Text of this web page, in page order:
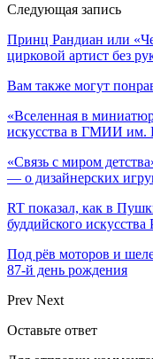
Следующая запись
Принц Рандиан или
цирковой артист без
Вам также могут
«Вселенная в
искусства в ГМИИ
«Связь с миром
— о дизайнерских
RT показал, как в
буддийского искусства
Под рёв моторов и
87-й день рождения
Prev Next
Оставьте ответ